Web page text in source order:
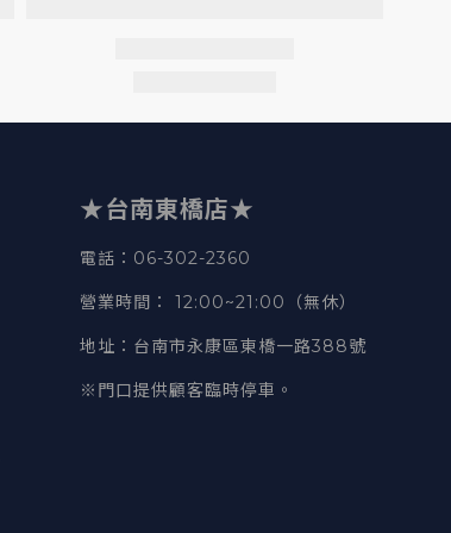
★台南東橋店★
電話 ：06-302-2360
營業時間 ： 12:00~21:00（無休）
地址 ：台南市永康區東橋一路388號
※門口提供顧客臨時停車。